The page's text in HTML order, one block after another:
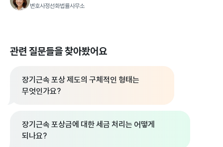
변호사정선화법률사무소
관련 질문들을 찾아봤어요
장기근속 포상 제도의 구체적인 형태는
무엇인가요?
장기근속 포상금에 대한 세금 처리는 어떻게
되나요?